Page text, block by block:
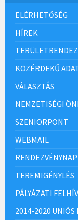
ELÉRHETŐSÉG
HÍREK
KÖZÉRDEKŰ
VÁLASZTÁS
NEMZETISÉGI
SZENIORPONT
WEBMAIL
TEREMIGÉNYLÉS
PÁLYÁZATI
2014-2020 UNIÓS